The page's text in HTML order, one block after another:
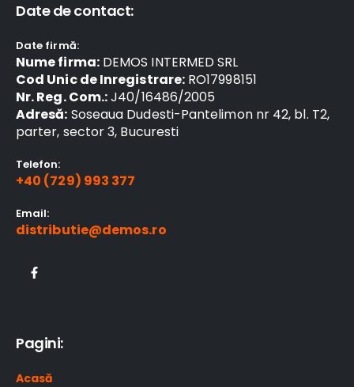
Date de contact:
Date firmă:
Nume firma:DEMOS INTERMED SRL
Cod Unic de Inregistrare: RO17998151
Nr. Reg. Com.:J40/16486/2005
Adresă: Soseaua Dudesti-Pantelimon nr 42, bl. T2,
parter, sector 3, Bucuresti
Telefon:
+40 (729) 993 377
Email:
distributie@demos.ro
Pagini:
Acasă